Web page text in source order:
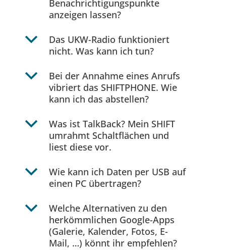
Benachrichtigungspunkte
anzeigen lassen?
b
Das UKW-Radio funktioniert
nicht. Was kann ich tun?
b
Bei der Annahme eines Anrufs
vibriert das SHIFTPHONE. Wie
kann ich das abstellen?
b
Was ist TalkBack? Mein SHIFT
umrahmt Schaltflächen und
liest diese vor.
b
Wie kann ich Daten per USB auf
einen PC übertragen?
b
Welche Alternativen zu den
herkömmlichen Google-Apps
(Galerie, Kalender, Fotos, E-
Mail, …) könnt ihr empfehlen?